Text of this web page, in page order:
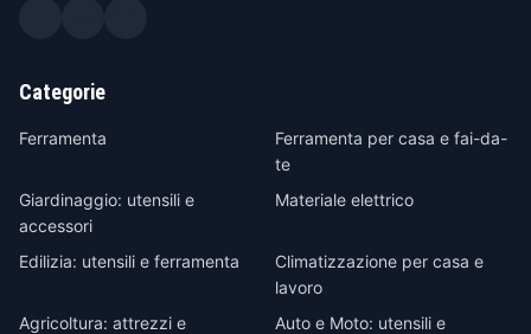
Categorie
Ferramenta
Ferramenta per casa e fai-da-
te
Giardinaggio: utensili e
accessori
Materiale elettrico
Edilizia: utensili e ferramenta
Climatizzazione per casa e
lavoro
Agricoltura: attrezzi e
Auto e Moto: utensili e